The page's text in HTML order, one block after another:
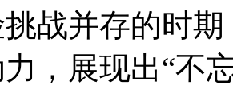
战并存的时
，展现出“不